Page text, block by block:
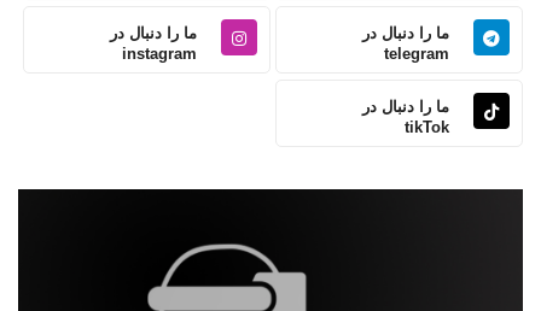
ما را دنبال در
telegram
ما را دنبال در
instagram
ما را دنبال در
tikTok